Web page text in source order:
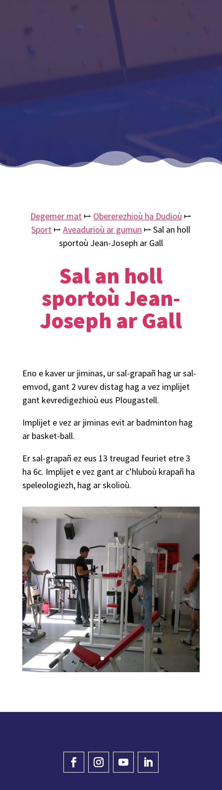
Degemer mat ⥛ Obererezhioù ha Dudioù ⥛
Sport ⥛Aveadurioù ar gumun ⥛Sal an holl
sportoù Jean-Joseph ar Gall
Sal an holl
sportoù Jean-
Joseph ar Gall
Eno e kaver ur jiminas, ur sal-grapañ hag ur sal-
emvod, gant 2 vurev distag hag a vez implijet
gant kevredigezhioù eus Plougastell.
Implijet e vez ar jiminas evit ar badminton hag
ar basket-ball.
Er sal-grapañ ez eus 13 treugad feuriet etre 3
ha 6c. Implijet e vez gant ar c’hluboù krapañ ha
speleologiezh, hag ar skolioù.